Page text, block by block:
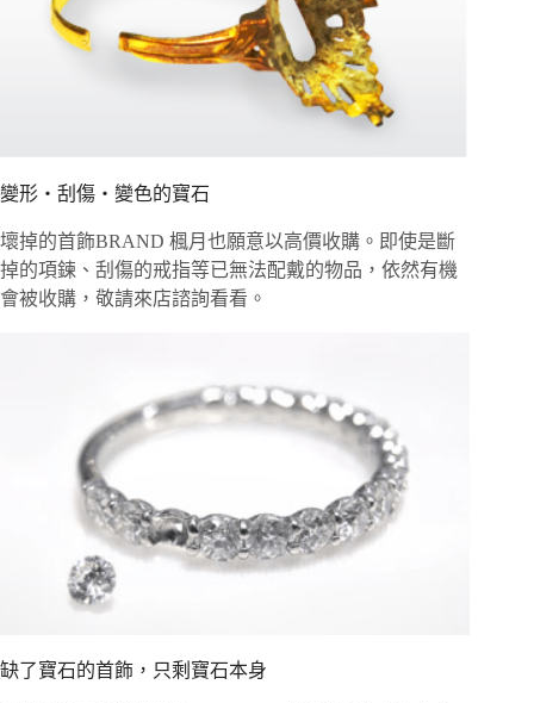
變形・刮傷・變色的寶石
壞掉的首飾BRAND 楓月也願意以高價收購。即使是斷
掉的項鍊、刮傷的戒指等已無法配戴的物品，依然有機
會被收購，敬請來店諮詢看看。
缺了寶石的首飾，只剩寶石本身